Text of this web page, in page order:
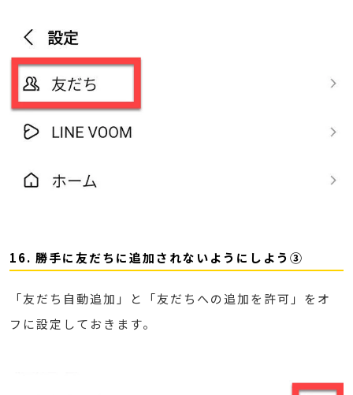
16. 勝手に友だちに追加されないようにしよう③
「友だち自動追加」と「友だちへの追加を許可」をオ
フに設定しておきます。